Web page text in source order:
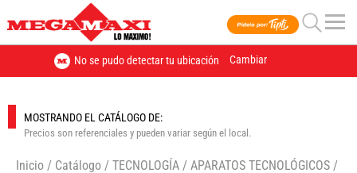
No se pudo detectar tu ubicación Cambiar
MOSTRANDO EL CATÁLOGO DE:
Precios son referenciales y pueden variar según el local.
Inicio / Catálogo / TECNOLOGÍA / APARATOS TECNOLÓGICOS /